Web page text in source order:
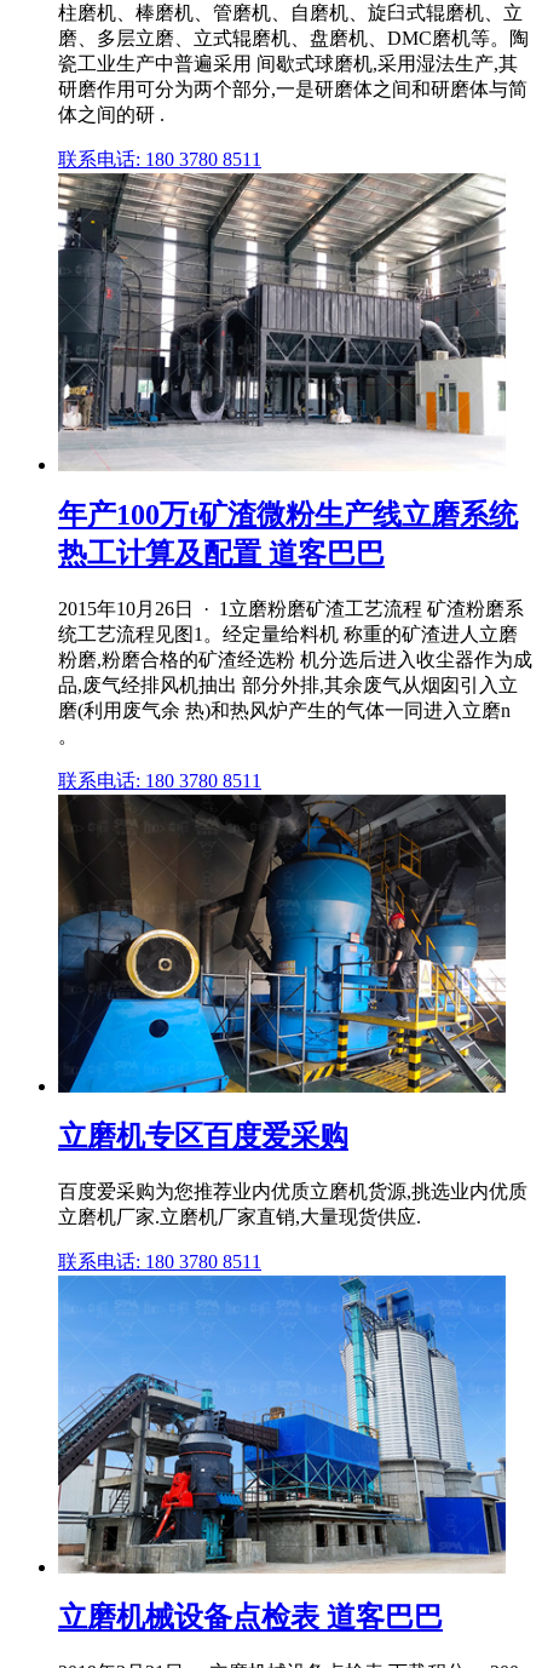
柱磨机、棒磨机、管磨机、自磨机、旋臼式辊磨机、立
磨、多层立磨、立式辊磨机、盘磨机、DMC磨机等。陶
瓷工业生产中普遍采用 间歇式球磨机,采用湿法生产,其
研磨作用可分为两个部分,一是研磨体之间和研磨体与简
体之间的研 .
联系电话: 180 3780 8511
年产100万t矿渣微粉生产线立磨系统
热工计算及配置 道客巴巴
2015年10月26日 · 1立磨粉磨矿渣工艺流程 矿渣粉磨系
统工艺流程见图1。经定量给料机 称重的矿渣进人立磨
粉磨,粉磨合格的矿渣经选粉 机分选后进入收尘器作为成
品,废气经排风机抽出 部分外排,其余废气从烟囱引入立
磨(利用废气余 热)和热风炉产生的气体一同进入立磨n
。
联系电话: 180 3780 8511
立磨机专区百度爱采购
百度爱采购为您推荐业内优质立磨机货源,挑选业内优质
立磨机厂家.立磨机厂家直销,大量现货供应.
联系电话: 180 3780 8511
立磨机械设备点检表 道客巴巴